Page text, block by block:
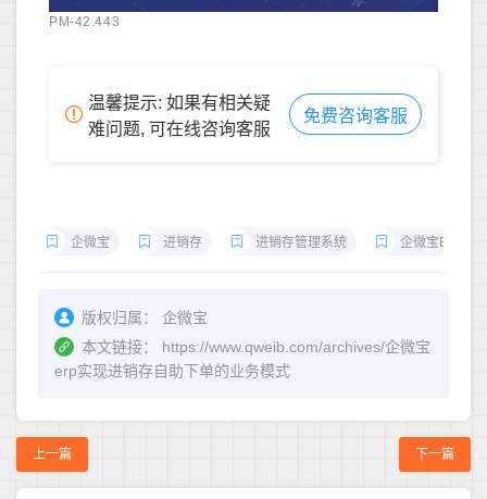
PM-42.443
温馨提示: 如果有相关疑
难问题, 可在线咨询客服
免费咨询客服
企微宝 进销存 进销存管理系统 企微宝ERP
版权归属：
企微宝
本文链接：
https://www.qweib.com/archives/企微宝
erp实现进销存自助下单的业务模式
上一篇 下一篇